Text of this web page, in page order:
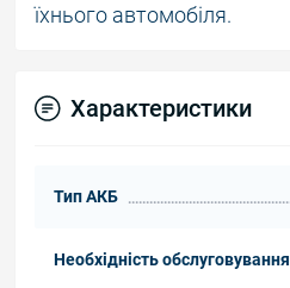
їхнього автомобіля.
Характеристики
Тип АКБ
Необхідність обслуговування